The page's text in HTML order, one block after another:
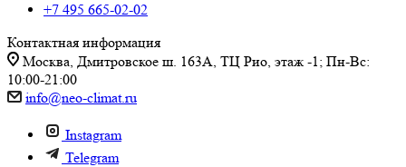
+7 495 665-02-02
Контактная информация
Москва, Дмитровское ш. 163А, ТЦ Рио, этаж -1; Пн-Вс:
10:00-21:00
info@neo-climat.ru
Instagram
Telegram